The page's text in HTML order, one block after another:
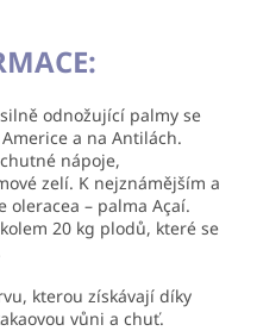
odnožující palmy se
a na Antilách.
nápoje,
zelí. K nejznámějším a
– palma Açaí.
20 kg plodů, které se
kterou získávají díky
vůni a chuť.